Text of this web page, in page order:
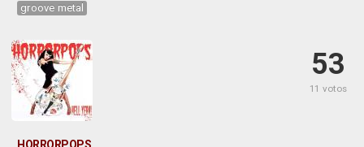
groove metal
53
11 votos